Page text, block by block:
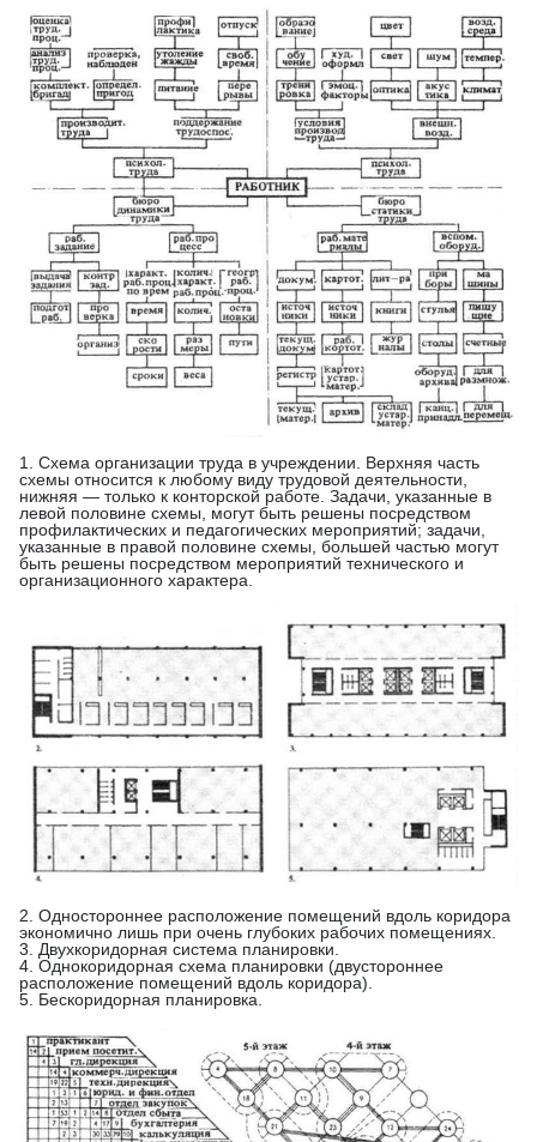
1. Схема организации труда в учреждении. Верхняя часть
схемы относится к любому виду трудовой деятельности,
нижняя — только к конторской работе. Задачи, указанные в
левой половине схемы, могут быть решены посредством
профилактических и педагогических мероприятий; задачи,
указанные в правой половине схемы, большей частью могут
быть решены посредством мероприятий технического и
организационного характера.
2. Одностороннее расположение помещений вдоль коридора
экономично лишь при очень глубоких рабочих помещениях.
3. Двухкоридорная система планировки.
4. Однокоридорная схема планировки (двустороннее
расположение помещений вдоль коридора).
5. Бескоридорная планировка.